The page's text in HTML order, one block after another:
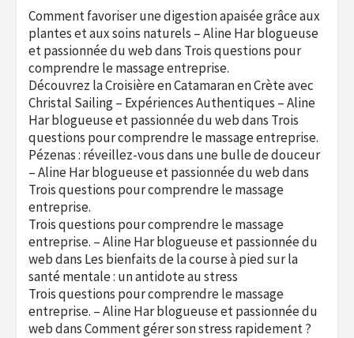
Comment favoriser une digestion apaisée grâce aux
plantes et aux soins naturels – Aline Har blogueuse
et passionnée du webdans Trois questions pour
comprendre le massage entreprise.
Découvrez la Croisière en Catamaran en Crète avec
Christal Sailing – Expériences Authentiques – Aline
Har blogueuse et passionnée du webdans Trois
questions pour comprendre le massage entreprise.
Pézenas : réveillez-vous dans une bulle de douceur
– Aline Har blogueuse et passionnée du webdans
Trois questions pour comprendre le massage
entreprise.
Trois questions pour comprendre le massage
entreprise. – Aline Har blogueuse et passionnée du
webdans Les bienfaits de la course à pied sur la
santé mentale : un antidote au stress
Trois questions pour comprendre le massage
entreprise. – Aline Har blogueuse et passionnée du
webdansComment gérer son stress rapidement ?